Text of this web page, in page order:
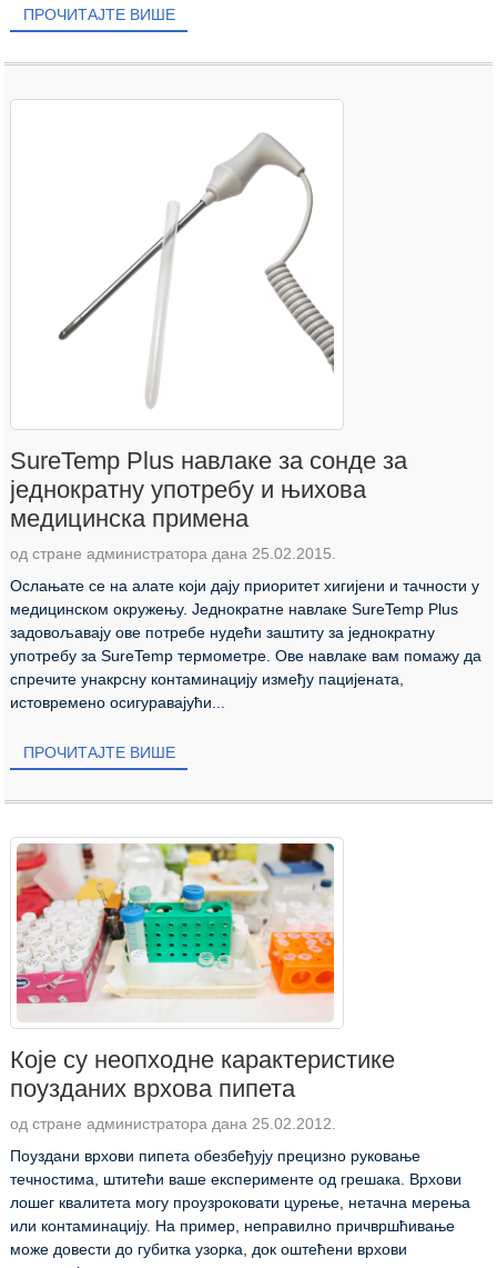
ПРОЧИТАЈТЕ ВИШЕ
SureTemp Plus навлаке за сонде за
једнократну употребу и њихова
медицинска примена
од стране администратора дана 25.02.2015.
Ослањате се на алате који дају приоритет хигијени и тачности у
медицинском окружењу. Једнократне навлаке SureTemp Plus
задовољавају ове потребе нудећи заштиту за једнократну
употребу за SureTemp термометре. Ове навлаке вам помажу да
спречите унакрсну контаминацију између пацијената,
истовремено осигуравајући...
ПРОЧИТАЈТЕ ВИШЕ
Које су неопходне карактеристике
поузданих врхова пипета
од стране администратора дана 25.02.2012.
Поуздани врхови пипета обезбеђују прецизно руковање
течностима, штитећи ваше експерименте од грешака. Врхови
лошег квалитета могу проузроковати цурење, нетачна мерења
или контаминацију. На пример, неправилно причвршћивање
може довести до губитка узорка, док оштећени врхови